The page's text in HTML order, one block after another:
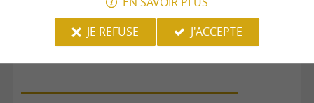
JE REFUSE
J'ACCEPTE